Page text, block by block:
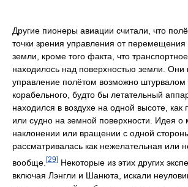
Другие пионеры авиации считали, что
точки зрения управления от перемещения
земли, кроме того факта, что
находилось над поверхностью земли. Они
управление полётом возможно штурвалом
корабельного, будто бы летательный
находился в воздухе на одной высоте, как
или судно на земной поверхности. Идея о
наклонении или вращении с одной
рассматривалась как нежелательная или
вообще. [29] Некоторые из этих других
включая Лэнгли и Шанюта, искали